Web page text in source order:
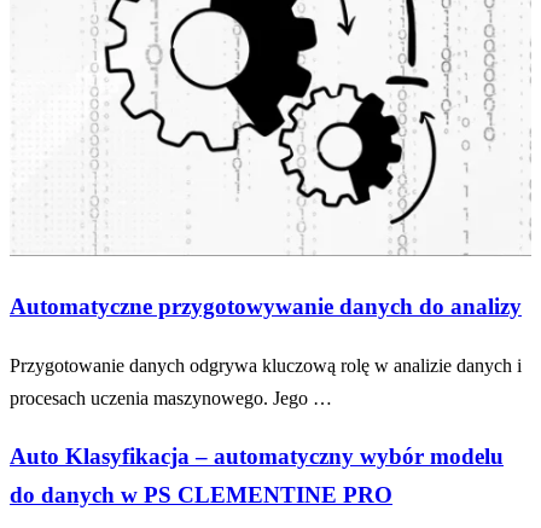
Automatyczne przygotowywanie danych do analizy
Przygotowanie danych odgrywa kluczową rolę w analizie danych i
procesach uczenia maszynowego. Jego …
Auto Klasyfikacja – automatyczny wybór modelu
do danych w PS CLEMENTINE PRO